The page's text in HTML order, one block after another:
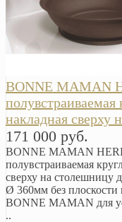
BONNE MAMAN
полувстраиваемая
накладная сверху
171 000 руб.
BONNE MAMAN
полувстраиваемая
сверху на столешницу
Ø 360мм без плоскости
BONNE MAMAN для
..